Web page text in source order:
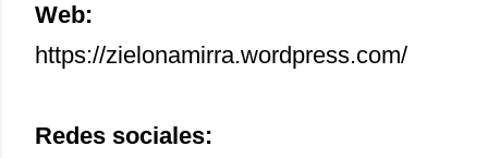
Web:
https://zielonamirra.wordpress.com/
Redes sociales: